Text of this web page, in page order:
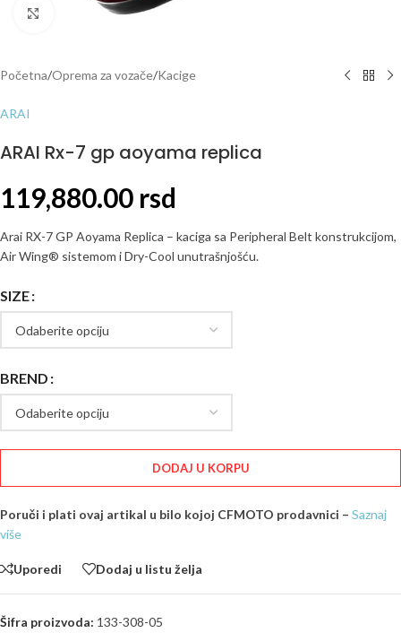
Click to enlarge
Početna/Oprema za vozače/Kacige
ARAI
ARAI Rx-7 gp aoyama replica
119,880.00 rsd
Arai RX-7 GP Aoyama Replica – kaciga sa Peripheral Belt konstrukcijom,
Air Wing® sistemom i Dry-Cool unutrašnjošću.
SIZE
BREND
DODAJ U KORPU
Poruči i plati ovaj artikal u bilo kojoj CFMOTO prodavnici – Saznaj
više
Uporedi Dodaj u listu želja
Šifra proizvoda: 133-308-05